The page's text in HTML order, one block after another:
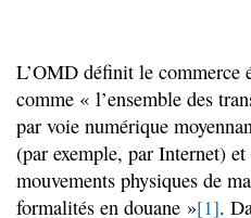
L’OMD définit le commerce
comme « l’ensemble des
par voie numérique
(par exemple, par Internet)
mouvements physiques de
formalités en douane »[1].